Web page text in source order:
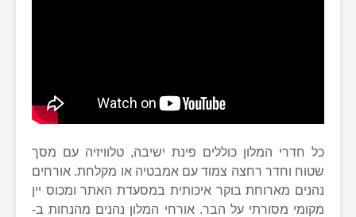
כל חדרי המלון כוללים פינת ישיבה, טלוויזיה עם מסך
שטוח וחדר רחצה צמוד עם אמבטיה או מקלחת. אורחים
נהנים מארוחת בוקר איכותית במסעדת האתר ומכוס יין
מקומי מסורתי על הבר. אורחי המלון נהנים מהנחות ב-